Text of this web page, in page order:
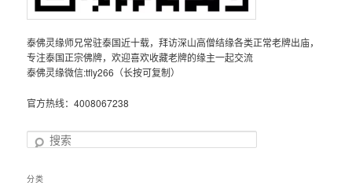
泰佛灵缘师兄常驻泰国近十载，拜访深山高僧结缘各类正常老牌出庙，
专注泰国正宗佛牌，欢迎喜欢收藏老牌的缘主一起交流
泰佛灵缘微信:tfly266（长按可复制）
官方热线：4008067238
搜
分类